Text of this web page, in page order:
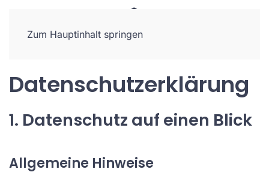
Zum Hauptinhalt springen
Datenschutzerklärung
1. Datenschutz auf einen Blick
Allgemeine Hinweise